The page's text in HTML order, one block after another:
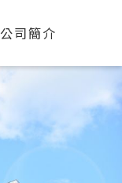
公司簡介